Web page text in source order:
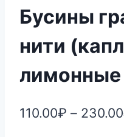
Бусины
нити
лимонные
110.00₽ – 230.00